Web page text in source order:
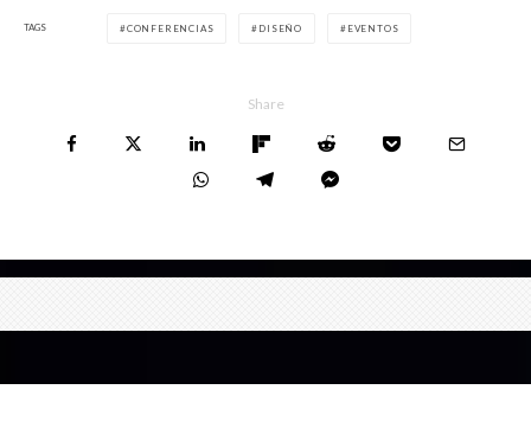
TAGS CONFERENCIAS DISEÑO EVENTOS
Share